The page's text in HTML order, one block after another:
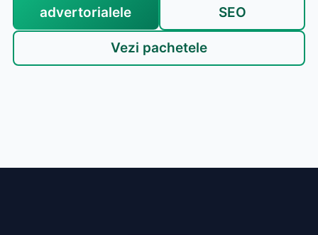
advertorialele
SEO
Vezi pachetele